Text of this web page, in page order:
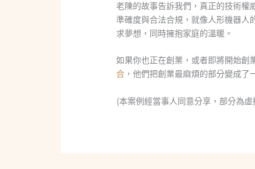
老陳的故事告訴我們，真正的技術權
準確度與合法合規，就像人形機器人
求夢想，同時擁抱家庭的溫暖。
如果你也正在創業，或者即將開始創
合 ，他們把創業最麻煩的部分變成
(本案例經當事人同意分享，部分為